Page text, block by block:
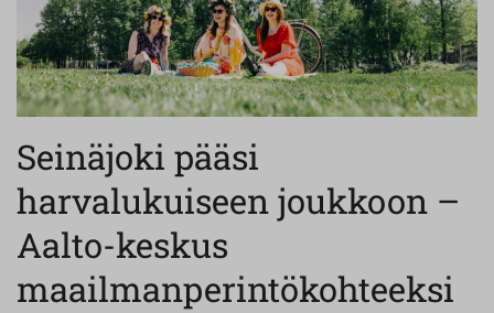
Seinäjoki pääsi
harvalukuiseen joukkoon –
Aalto-keskus
maailmanperintökohteeksi